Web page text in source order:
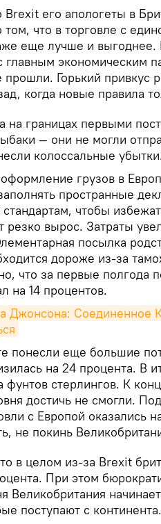
Brexit его апологеты в
том, что в торговле с
еще лучше и выгоднее.
главным экономическим
Горький привкус
когда новые правила
на границах первыми
— они не могли
колоссальные
грузов в
пространные
стандартам, чтобы
резко вырос. Затраты
посылка
дороже из-за
что за первые полгода
на 14 процентов.
Джонсона: Соединенное
понесли еще большие
на 24 процента. В
стерлингов. К
достичь не смогли.
с Европой оказались
не покинь
в целом из-за Brexit
При этом
Великобритания
поступают с континента.